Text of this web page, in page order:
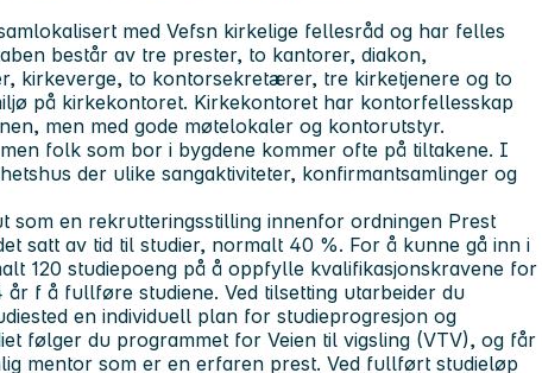
med Vefsn kirkelige fellesråd og har felles
består av tre prester, to kantorer, diakon,
kirkeverge, to kontorsekretærer, tre kirketjenere og to
på kirkekontoret. Kirkekontoret har kontorfellesskap
men med gode møtelokaler og kontorutstyr.
folk som bor i bygdene kommer ofte på tiltakene. I
der ulike sangaktiviteter, konfirmantsamlinger og
som en rekrutteringsstilling innenfor ordningen Prest
satt av tid til studier, normalt 40 %. For å kunne gå inn i
120 studiepoeng på å oppfylle kvalifikasjonskravene for
år f å fullføre studiene. Ved tilsetting utarbeider du
en individuell plan for studieprogresjon og
følger du programmet for Veien til vigsling (VTV), og får
mentor som er en erfaren prest. Ved fullført studieløp